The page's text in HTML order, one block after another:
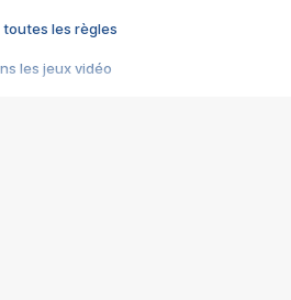
toutes les règles
les jeux vidéo